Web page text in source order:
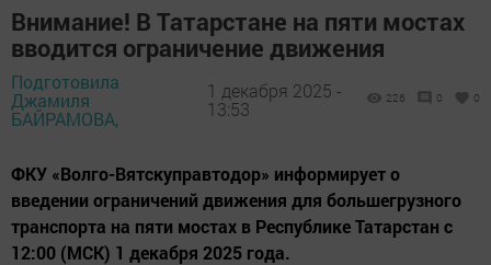
Внимание! В Татарстане на пяти мостах
вводится ограничение движения
Подготовила
Джамиля
БАЙРАМОВА,
1 декабря 2025 -
13:53
226 0 0
ФКУ «Волго-Вятскуправтодор» информирует о
введении ограничений движения для большегрузного
транспорта на пяти мостах в Республике Татарстан с
12:00 (МСК) 1 декабря 2025 года.